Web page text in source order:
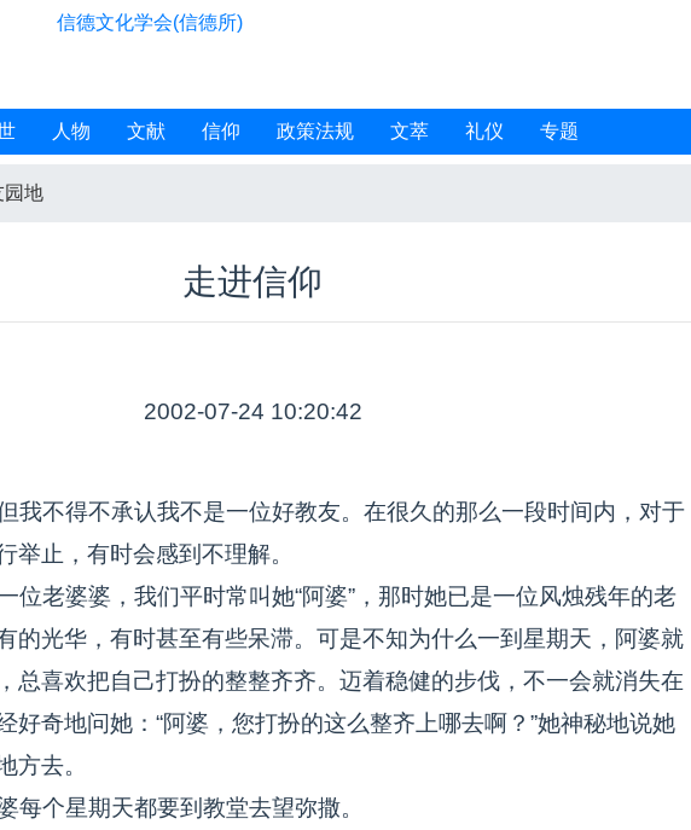
信德文化学会(信德所)
人物 文献 信仰 政策法规 文萃 礼仪 专题
园地
走进信仰
2002-07-24 10:20:42
我不得不承认我不是一位好教友。在很久的那么一段时间内，对于
举止，有时会感到不理解。
老婆婆，我们平时常叫她“阿婆”，那时她已是一位风烛残年的老
的光华，有时甚至有些呆滞。可是不知为什么一到星期天，阿婆就
总喜欢把自己打扮的整整齐齐。迈着稳健的步伐，不一会就消失在
好奇地问她：“阿婆，您打扮的这么整齐上哪去啊？”她神秘地说她
方去。
个星期天都要到教堂去望弥撒。